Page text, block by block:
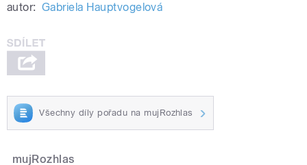
autor: Gabriela Hauptvogelová
Všechny díly pořadu na mujRozhlas
mujRozhlas